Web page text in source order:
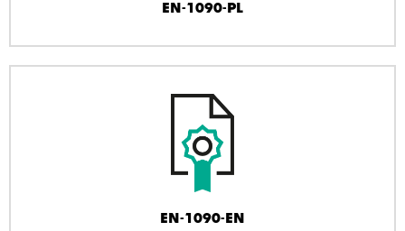
EN-1090-PL
EN-1090-EN